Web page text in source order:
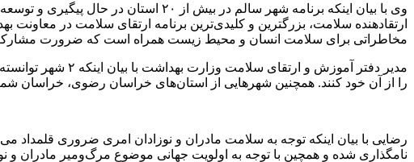
وی با بیان اینکه برنامه شهر سالم
مخاطراتی برای سلامت انسان و محیط زیست همراه است که ضرورت
مدیر دفتر آموزش
را از آن خود کنند. همچنین شهرهایی از استان‌های خراسان رضوی، خراسان
رضایی با بیان اینکه توجه به سلامت مادران و نوزادان امری ضروری قلمداد